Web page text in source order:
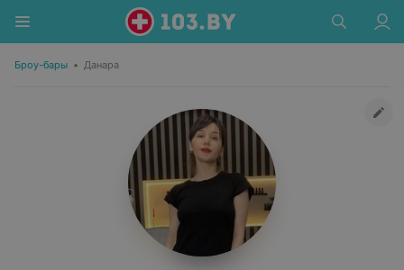
Броу-бары • Данара